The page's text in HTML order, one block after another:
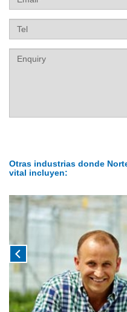
Tel
Label
Otras industrias donde
vital incluyen: